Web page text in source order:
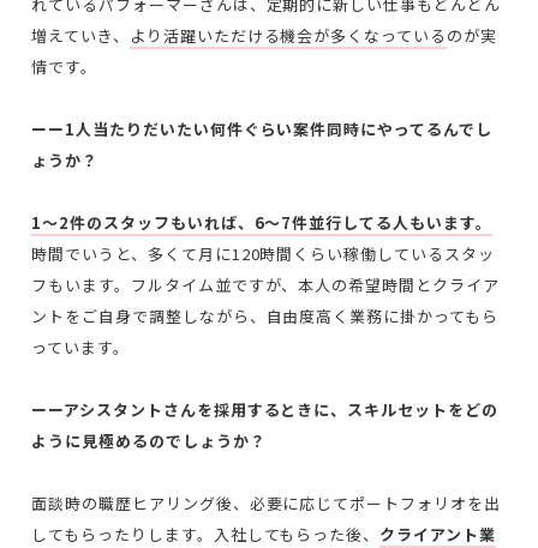
れているパフォーマーさんは、定期的に新しい仕事もどんどん
増えていき、
より活躍いただける機会が多くなっている のが実
情です。
ーー1人当たりだいたい何件ぐらい案件同時にやってるんでし
ょうか？
1～2件のスタッフもいれば、6～7件並行してる人もいます。
時間でいうと、多くて月に120時間くらい稼働しているスタッ
フもいます。フルタイム並ですが、本人の希望時間とクライア
ントをご自身で調整しながら、自由度高く業務に掛かってもら
っています。
ーーアシスタントさんを採用するときに、スキルセットをどの
ように見極めるのでしょうか？
面談時の職歴ヒアリング後、必要に応じてポートフォリオを出
してもらったりします。入社してもらった後、 クライアント業